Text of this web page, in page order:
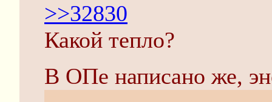
>>32830
Какой тепло?
В ОПе написано же,